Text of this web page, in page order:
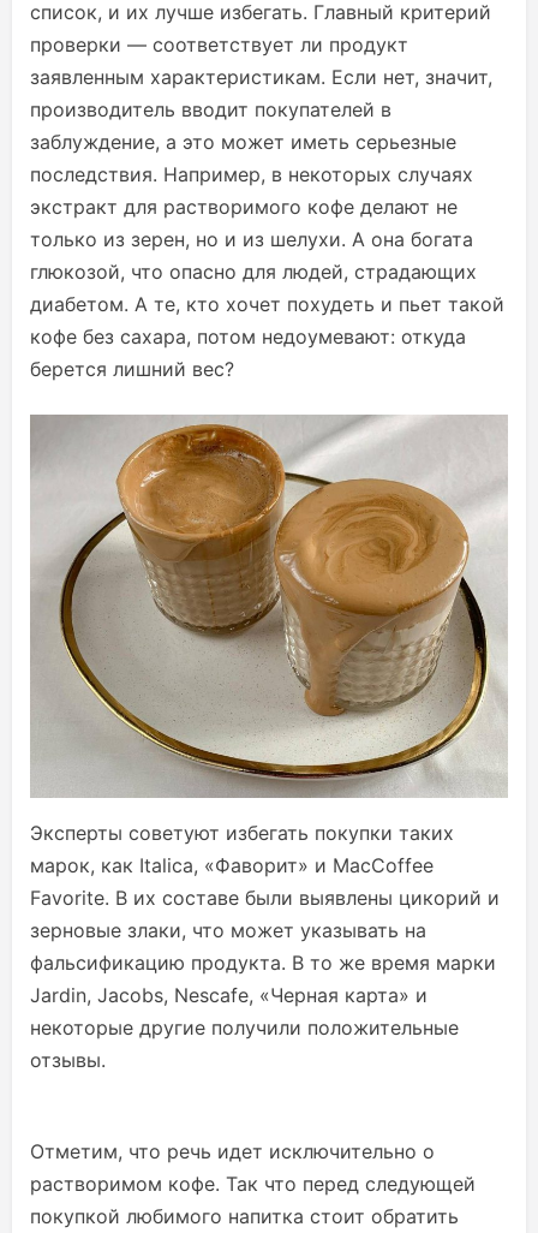
список, и их лучше избегать. Главный критерий
проверки — соответствует ли продукт
заявленным характеристикам. Если нет, значит,
производитель вводит покупателей в
заблуждение, а это может иметь серьезные
последствия. Например, в некоторых случаях
экстракт для растворимого кофе делают не
только из зерен, но и из шелухи. А она богата
глюкозой, что опасно для людей, страдающих
диабетом. А те, кто хочет похудеть и пьет такой
кофе без сахара, потом недоумевают: откуда
берется лишний вес?
Эксперты советуют избегать покупки таких
марок, как Italica, «Фаворит» и MacCoffee
Favorite. В их составе были выявлены цикорий и
зерновые злаки, что может указывать на
фальсификацию продукта. В то же время марки
Jardin, Jacobs, Nescafe, «Черная карта» и
некоторые другие получили положительные
отзывы.
Отметим, что речь идет исключительно о
растворимом кофе. Так что перед следующей
покупкой любимого напитка стоит обратить